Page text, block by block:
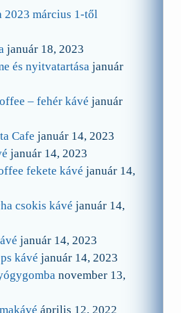
2023 március 1-től
január 18, 2023
és nyitvatartása január
– fehér kávé január
Cafe január 14, 2023
január 14, 2023
fekete kávé január 14,
csokis kávé január 14,
január 14, 2023
kávé január 14, 2023
november 13,
április 12, 2022